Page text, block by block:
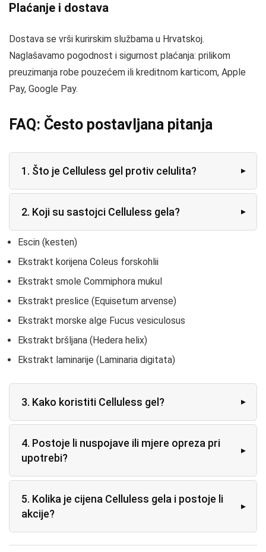
Plaćanje i dostava
Dostava se vrši kurirskim službama u Hrvatskoj.
Naglašavamo pogodnost i sigurnost plaćanja: prilikom
preuzimanja robe pouzećem ili kreditnom karticom, Apple
Pay, Google Pay.
FAQ: Često postavljana pitanja
1. Što je Celluless gel protiv celulita?
2. Koji su sastojci Celluless gela?
Escin (kesten)
Ekstrakt korijena Coleus forskohlii
Ekstrakt smole Commiphora mukul
Ekstrakt preslice (Equisetum arvense)
Ekstrakt morske alge Fucus vesiculosus
Ekstrakt bršljana (Hedera helix)
Ekstrakt laminarije (Laminaria digitata)
3. Kako koristiti Celluless gel?
4. Postoje li nuspojave ili mjere opreza pri
upotrebi?
5. Kolika je cijena Celluless gela i postoje li
akcije?